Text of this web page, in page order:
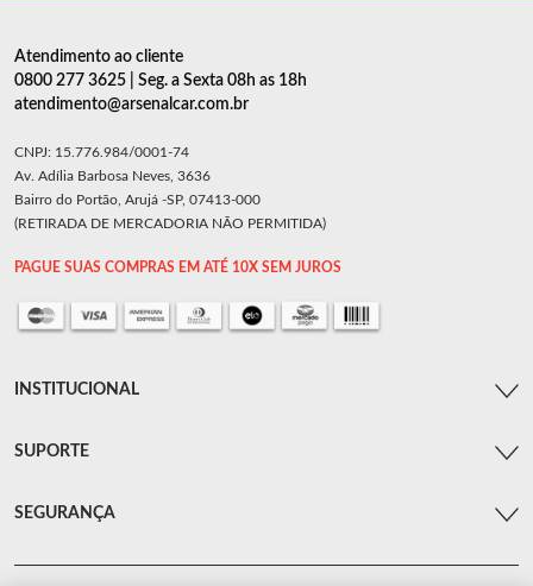
Atendimento ao cliente
0800 277 3625 | Seg. a Sexta 08h as 18h
atendimento@arsenalcar.com.br
CNPJ: 15.776.984/0001-74
Av. Adília Barbosa Neves, 3636
Bairro do Portão, Arujá -SP, 07413-000
(RETIRADA DE MERCADORIA NÃO PERMITIDA)
PAGUE SUAS COMPRAS EM ATÉ 10X SEM JUROS
INSTITUCIONAL
SUPORTE
SEGURANÇA